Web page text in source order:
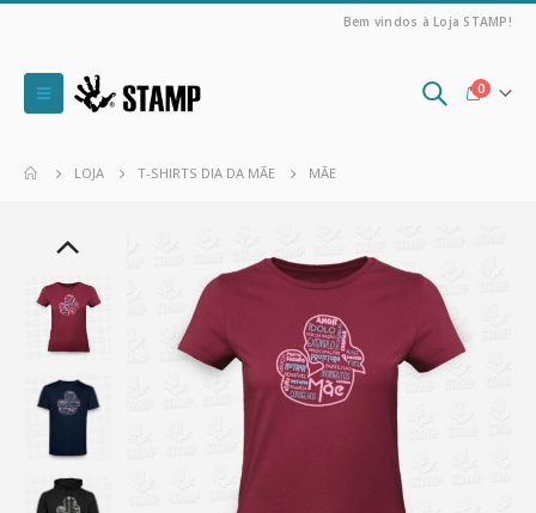
Bem vindos à Loja STAMP!
0
LOJA T-SHIRTS DIA DA MÃE MÃE